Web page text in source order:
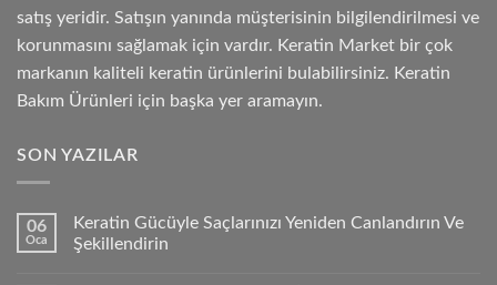
satış yeridir. Satışın yanında müşterisinin bilgilendirilmesi ve
korunmasını sağlamak için vardır. Keratin Market bir çok
markanın kaliteli keratin ürünlerini bulabilirsiniz. Keratin
Bakım Ürünleri için başka yer aramayın.
SON YAZILAR
06
Oca
Keratin Gücüyle Saçlarınızı Yeniden Canlandırın Ve
Şekillendirin